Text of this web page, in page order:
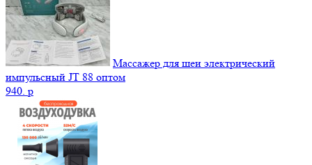
Массажер для шеи электрический
импульсный JT 88 оптом
940. p